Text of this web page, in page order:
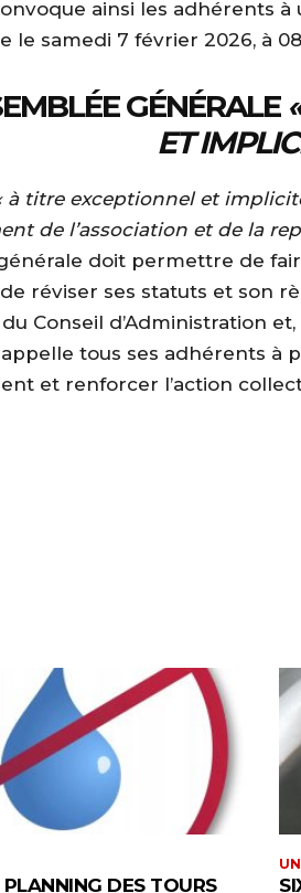
ainsi les adhérents à
le samedi 7 février 2026, à
GÉNÉRALE
ET
à titre exceptionnel et
de l’association et de la
générale doit permettre de
de réviser ses statuts et son
Conseil d’Administration
appelle tous ses adhérents
et renforcer l’action
DES TOURS